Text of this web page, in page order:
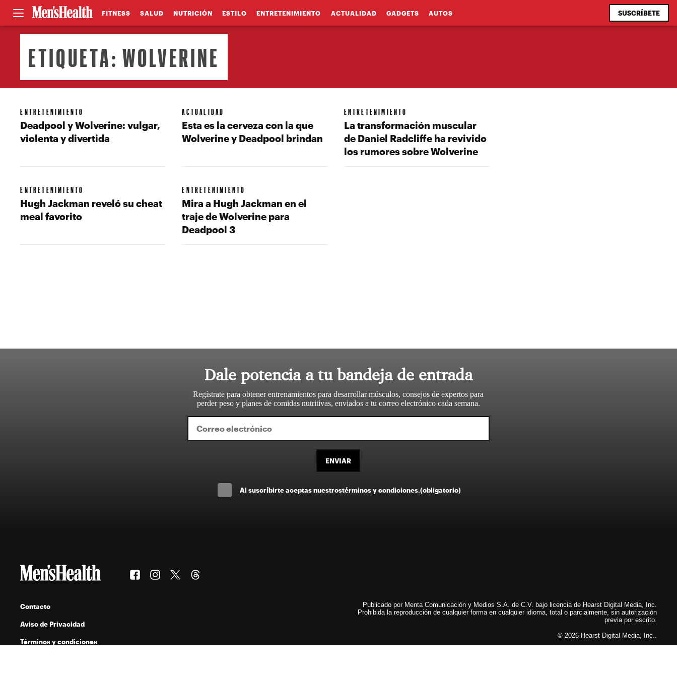
FITNESS SALUD NUTRICIÓN ESTILO ENTRETENIMIENTO ACTUALIDAD GADGETS AUTOS SUSCRÍBETE
ETIQUETA:WOLVERINE
ENTRETENIMIENTO
Deadpool y Wolverine: vulgar,
violenta y divertida
ACTUALIDAD
Esta es la cerveza con la que
Wolverine y Deadpool brindan
ENTRETENIMIENTO
La transformación muscular
de Daniel Radcliffe ha revivido
los rumores sobre Wolverine
ENTRETENIMIENTO
Hugh Jackman reveló su cheat
meal favorito
ENTRETENIMIENTO
Mira a Hugh Jackman en el
traje de Wolverine para
Deadpool 3
Dale potencia a tu bandeja de entrada
Regístrate para obtener entrenamientos para desarrollar músculos, consejos de expertos para
perder peso y planes de comidas nutritivas, enviados a tu correo electrónico cada semana.
ENVIAR
Al suscríbirte aceptas nuestrostérminos y condiciones.(obligatorio)
Contacto
Aviso de Privacidad
Términos y condiciones
Publicado por Menta Comunicación y Medios S.A. de C.V. bajo licencia de Hearst Digital Media, Inc.
Prohibida la reproducción de cualquier forma en cualquier idioma, total o parcialmente, sin autorización
previa por escrito.
© 2026 Hearst Digital Media, Inc..